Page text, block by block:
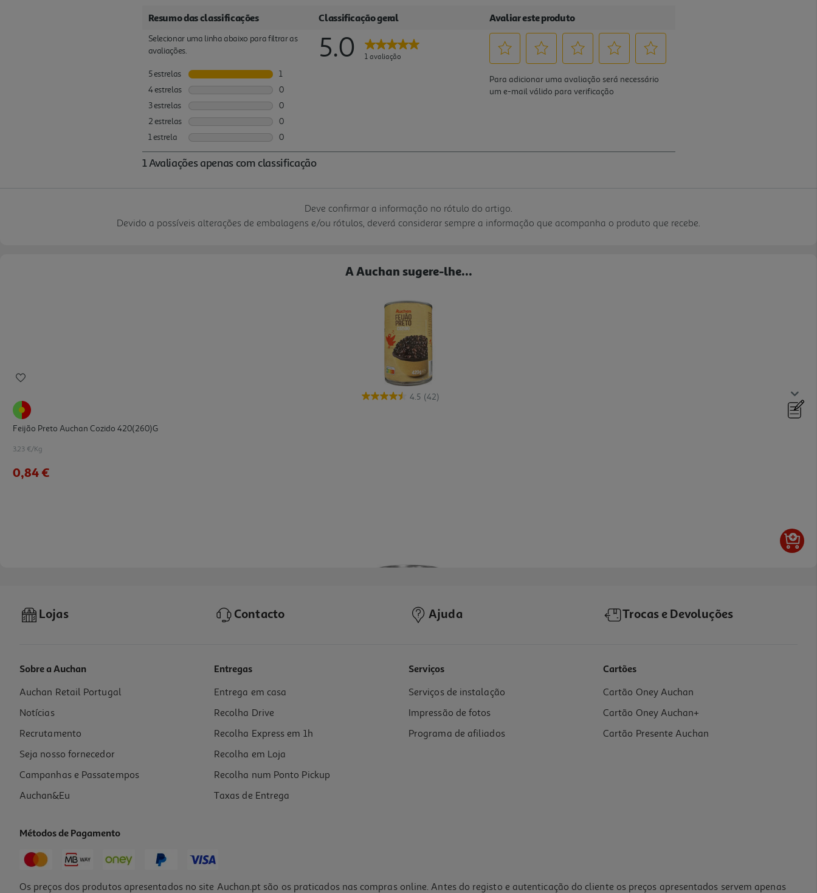
Deve confirmar a informação no rótulo do artigo.
Devido a possíveis alterações de embalagens e/ou rótulos, deverá considerar sempre a informação que acompanha o produto que recebe.
A Auchan sugere-lhe...
4.5 (42)
Feijão Preto Auchan Cozido 420(260)g
3.23 €/Kg
0,84 €
Feijão Compal Da Horta Preto 845g
4.68 €/Kg
2,19 €
Lojas Contacto Ajuda Trocas e Devoluções
Sobre a Auchan
Auchan Retail Portugal
Notícias
Recrutamento
Seja nosso fornecedor
Campanhas e Passatempos
Auchan&Eu
Entregas
Entrega em casa
Recolha Drive
Recolha Express em 1h
Recolha em Loja
Recolha num Ponto Pickup
Taxas de Entrega
Serviços
Serviços de instalação
Impressão de fotos
Programa de afiliados
Cartões
Cartão Oney Auchan
Cartão Oney Auchan+
Cartão Presente Auchan
Métodos de Pagamento
Os preços dos produtos apresentados no site Auchan.pt são os praticados nas compras online. Antes do registo e autenticação do cliente os preços apresentados servem apenas